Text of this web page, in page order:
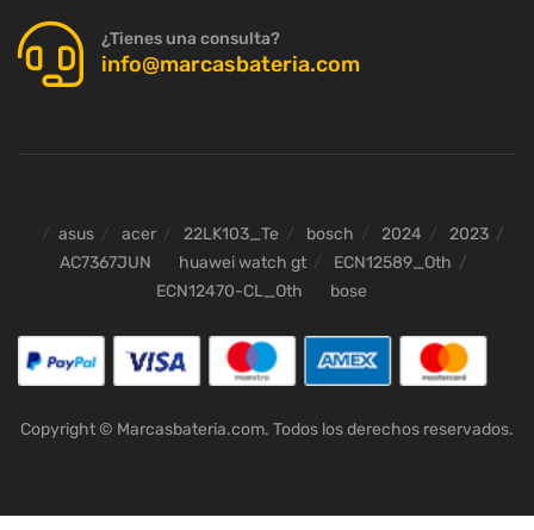
¿Tienes una consulta?
info@marcasbateria.com
asus acer 22LK103_Te bosch 2024
2023
AC7367JUN
huawei watch gt
ECN12589_Oth
ECN12470-CL_Oth
bose
Copyright © Marcasbateria.com. Todos los derechos reservados.